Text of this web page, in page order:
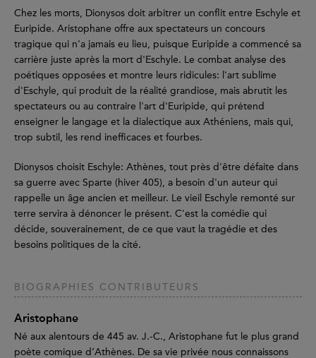
Chez les morts, Dionysos doit arbitrer un conflit entre Eschyle et
Euripide. Aristophane offre aux spectateurs un concours
tragique qui n'a jamais eu lieu, puisque Euripide a commencé sa
carrière juste après la mort d'Eschyle. Le combat analyse des
poétiques opposées et montre leurs ridicules: l'art sublime
d'Eschyle, qui produit de la réalité grandiose, mais abrutit les
spectateurs ou au contraire l'art d'Euripide, qui prétend
enseigner le langage et la dialectique aux Athéniens, mais qui,
trop subtil, les rend inefficaces et fourbes.
Dionysos choisit Eschyle: Athènes, tout près d'être défaite dans
sa guerre avec Sparte (hiver 405), a besoin d'un auteur qui
rappelle un âge ancien et meilleur. Le vieil Eschyle remonté sur
terre servira à dénoncer le présent. C'est la comédie qui
décide, souverainement, de ce que vaut la tragédie et des
besoins politiques de la cité.
BIOGRAPHIES CONTRIBUTEURS
Aristophane
Né aux alentours de 445 av. J.-C., Aristophane fut le plus grand
poète comique d’Athènes. De sa vie privée nous connaissons